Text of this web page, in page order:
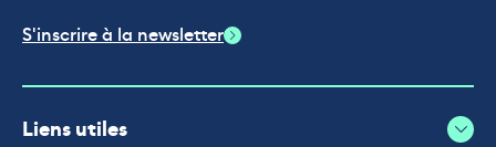
S'inscrire à la newsletter
Liens utiles